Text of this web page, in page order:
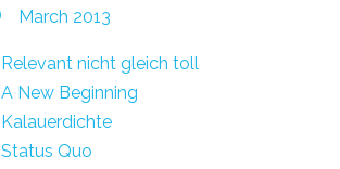
March 2013
Relevant nicht gleich toll
A New Beginning
Kalauerdichte
Status Quo